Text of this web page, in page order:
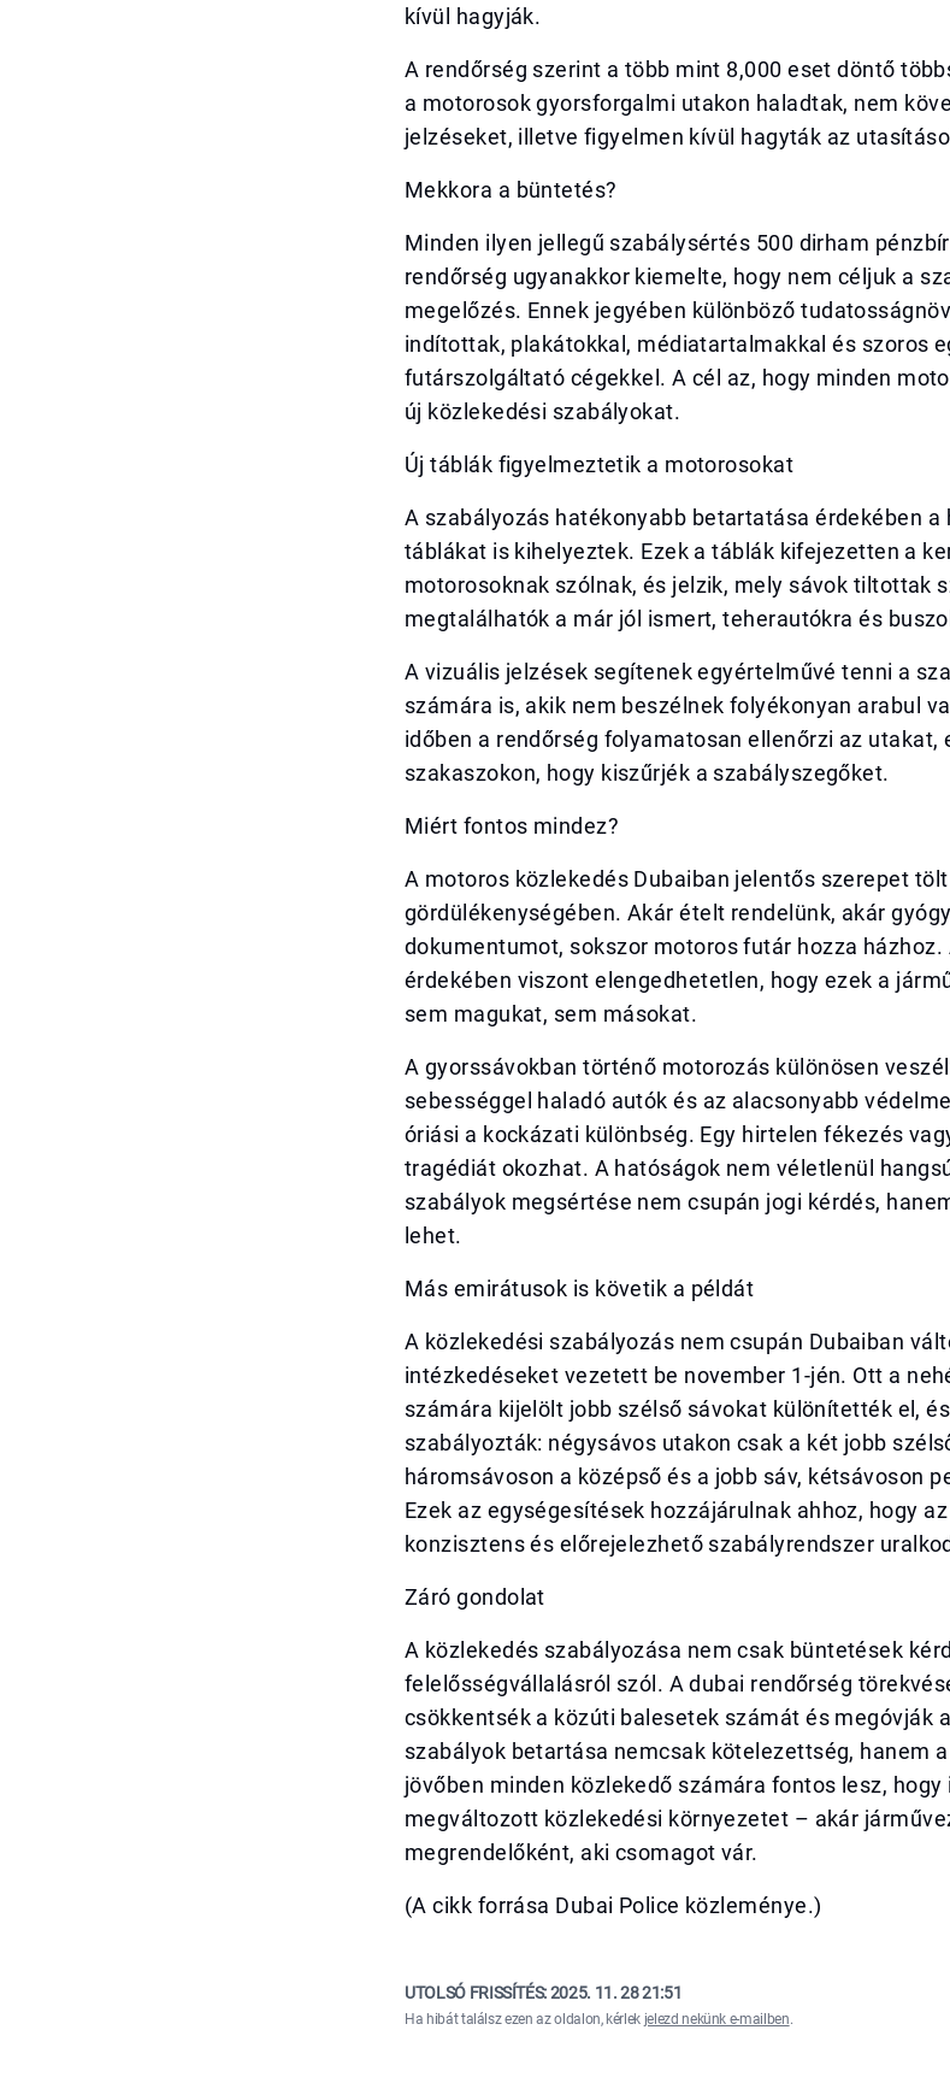
kívül hagyják.
A rendőrség szerint a több mint 8,000 eset döntő
a motorosok gyorsforgalmi utakon haladtak, nem
jelzéseket, illetve figyelmen kívül hagyták az
Mekkora a büntetés?
Minden ilyen jellegű szabálysértés 500 dirham
rendőrség ugyanakkor kiemelte, hogy nem céljuk a
megelőzés. Ennek jegyében különböző
indítottak, plakátokkal, médiatartalmakkal és szoros
futárszolgáltató cégekkel. A cél az, hogy minden
új közlekedési szabályokat.
Új táblák figyelmeztetik a motorosokat
A szabályozás hatékonyabb betartatása érdekében a
táblákat is kihelyeztek. Ezek a táblák kifejezetten a
motorosoknak szólnak, és jelzik, mely sávok tiltottak
megtalálhatók a már jól ismert, teherautókra és
A vizuális jelzések segítenek egyértelművé tenni a
számára is, akik nem beszélnek folyékonyan arabul
időben a rendőrség folyamatosan ellenőrzi az utakat,
szakaszokon, hogy kiszűrjék a szabályszegőket.
Miért fontos mindez?
A motoros közlekedés Dubaiban jelentős szerepet
gördülékenységében. Akár ételt rendelünk, akár
dokumentumot, sokszor motoros futár hozza házhoz.
érdekében viszont elengedhetetlen, hogy ezek a
sem magukat, sem másokat.
A gyorssávokban történő motorozás különösen
sebességgel haladó autók és az alacsonyabb
óriási a kockázati különbség. Egy hirtelen fékezés
tragédiát okozhat. A hatóságok nem véletlenül
szabályok megsértése nem csupán jogi kérdés,
lehet.
Más emirátusok is követik a példát
A közlekedési szabályozás nem csupán Dubaiban
intézkedéseket vezetett be november 1-jén. Ott a
számára kijelölt jobb szélső sávokat különítették el,
szabályozták: négysávos utakon csak a két jobb
háromsávoson a középső és a jobb sáv, kétsávoson
Ezek az egységesítések hozzájárulnak ahhoz, hogy
konzisztens és előrejelezhető szabályrendszer
Záró gondolat
A közlekedés szabályozása nem csak büntetések
felelősségvállalásról szól. A dubai rendőrség
csökkentsék a közúti balesetek számát és megóvják
szabályok betartása nemcsak kötelezettség, hanem
jövőben minden közlekedő számára fontos lesz,
megváltozott közlekedési környezetet – akár
megrendelőként, aki csomagot vár.
(A cikk forrása Dubai Police közleménye.)
UTOLSÓ FRISSÍTÉS:2025. 11. 28 21:51
Ha hibát találsz ezen az oldalon, kérlek jelezd nekünk e-mailben.